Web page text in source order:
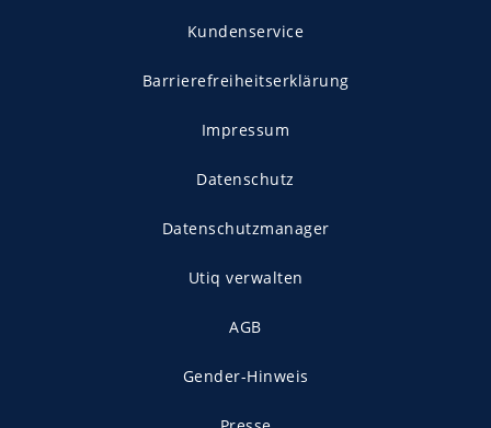
Kundenservice
Barrierefreiheitserklärung
Impressum
Datenschutz
Datenschutzmanager
Utiq verwalten
AGB
Gender-Hinweis